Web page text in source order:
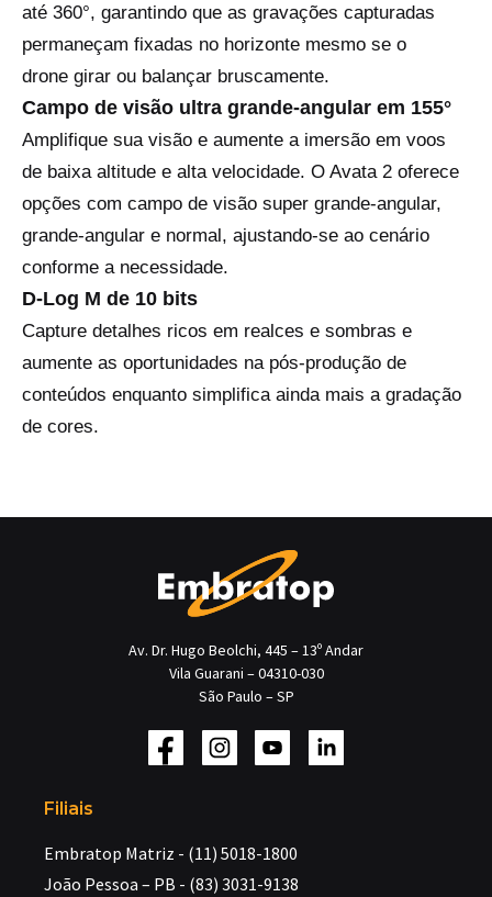
até 360°, garantindo que as gravações capturadas
permaneçam fixadas no horizonte mesmo se o
drone girar ou balançar bruscamente.
Campo de visão ultra grande-angular em 155°
Amplifique sua visão e aumente a imersão em voos
de baixa altitude e alta velocidade. O Avata 2 oferece
opções com campo de visão super grande-angular,
grande-angular e normal, ajustando-se ao cenário
conforme a necessidade.
D-Log M de 10 bits
Capture detalhes ricos em realces e sombras e
aumente as oportunidades na pós-produção de
conteúdos enquanto simplifica ainda mais a gradação
de cores.
Av. Dr. Hugo Beolchi, 445 – 13º Andar
Vila Guarani – 04310-030
São Paulo – SP
Filiais
Embratop Matriz - (11) 5018-1800
João Pessoa – PB - (83) 3031-9138